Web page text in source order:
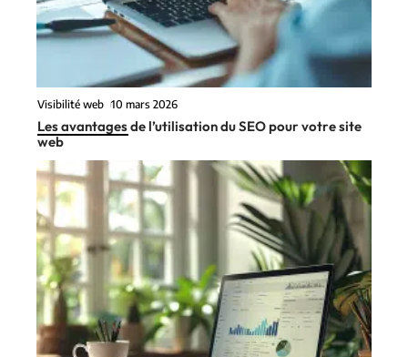
Visibilité web 10 mars 2026
Les avantages de l’utilisation du SEO pour votre site
web